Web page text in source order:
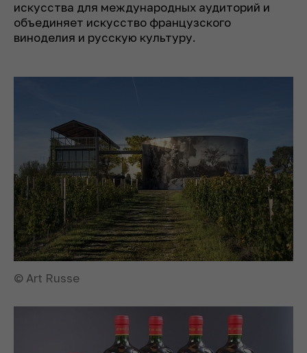
искусства для международных аудиторий и
объединяет искусство французского
виноделия и русскую культуру.
© Art Russe